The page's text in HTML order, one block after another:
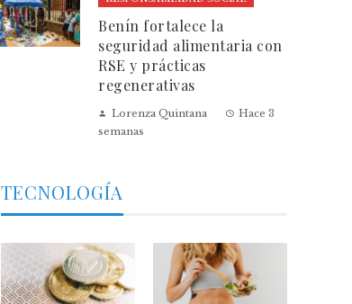
Benín fortalece la
seguridad alimentaria con
RSE y prácticas
regenerativas
Lorenza Quintana
Hace 3
semanas
TECNOLOGÍA